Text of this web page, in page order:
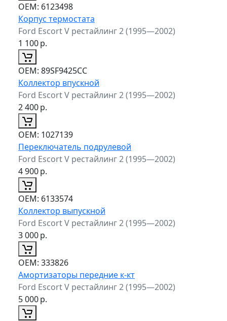
ОЕМ: 6123498
Корпус термостата
Ford Escort V рестайлинг 2 (1995—2002)
1 100р.
ОЕМ: 89SF9425CC
Коллектор впускной
Ford Escort V рестайлинг 2 (1995—2002)
2 400р.
ОЕМ: 1027139
Переключатель подрулевой
Ford Escort V рестайлинг 2 (1995—2002)
4 900р.
ОЕМ: 6133574
Коллектор выпускной
Ford Escort V рестайлинг 2 (1995—2002)
3 000р.
ОЕМ: 333826
Амортизаторы передние к-кт
Ford Escort V рестайлинг 2 (1995—2002)
5 000р.